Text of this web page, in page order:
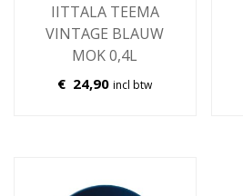
IITTALA TEEMA
VINTAGE BLAUW
MOK 0,4L
€ 24,90 incl btw